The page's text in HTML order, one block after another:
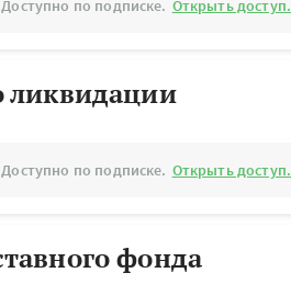
Доступно по подписке. Открыть доступ.
ликвидации
Доступно по подписке. Открыть доступ.
фонда